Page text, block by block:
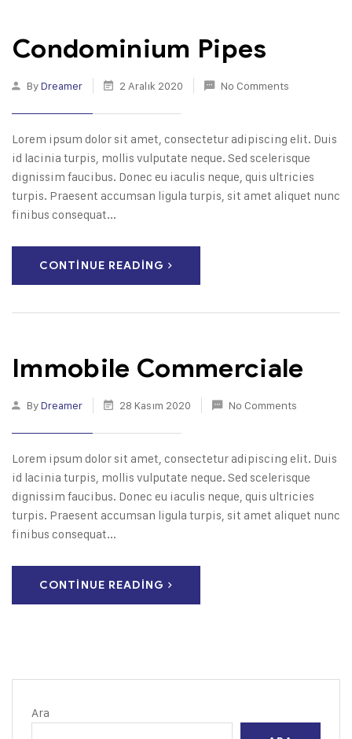
Condominium Pipes
ByDreamer 2 Aralık 2020 No Comments
Lorem ipsum dolor sit amet, consectetur adipiscing elit. Duis
id lacinia turpis, mollis vulputate neque. Sed scelerisque
dignissim faucibus. Donec eu iaculis neque, quis ultricies
turpis. Praesent accumsan ligula turpis, sit amet aliquet nunc
finibus consequat...
CONTINUE READING
Immobile Commerciale
ByDreamer 28 Kasım 2020 No Comments
Lorem ipsum dolor sit amet, consectetur adipiscing elit. Duis
id lacinia turpis, mollis vulputate neque. Sed scelerisque
dignissim faucibus. Donec eu iaculis neque, quis ultricies
turpis. Praesent accumsan ligula turpis, sit amet aliquet nunc
finibus consequat...
CONTINUE READING
Ara